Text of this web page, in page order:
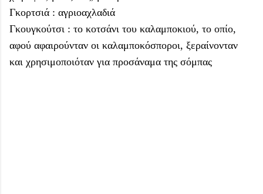
Γκορτσιά : αγριοαχλαδιά
Γκουγκούτσι : το κοτσάνι του καλαμποκιού, το οπίο,
αφού αφαιρούνταν οι καλαμποκόσποροι, ξεραίνονταν
και χρησιμοποιόταν για προσάναμα της σόμπας